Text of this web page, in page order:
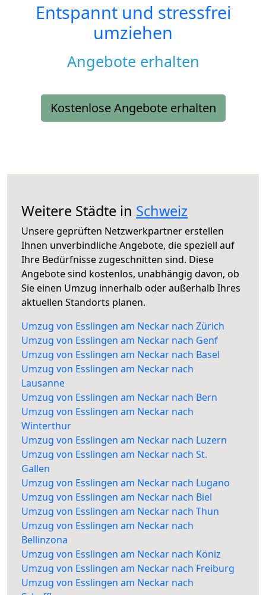
Entspannt und stressfrei
umziehen
Angebote erhalten
Kostenlose Angebote erhalten
Weitere Städte in Schweiz
Unsere geprüften Netzwerkpartner erstellen
Ihnen unverbindliche Angebote, die speziell auf
Ihre Bedürfnisse zugeschnitten sind. Diese
Angebote sind kostenlos, unabhängig davon, ob
Sie einen Umzug innerhalb oder außerhalb Ihres
aktuellen Standorts planen.
Umzug von Esslingen am Neckar nach Zürich
Umzug von Esslingen am Neckar nach Genf
Umzug von Esslingen am Neckar nach Basel
Umzug von Esslingen am Neckar nach
Lausanne
Umzug von Esslingen am Neckar nach Bern
Umzug von Esslingen am Neckar nach
Winterthur
Umzug von Esslingen am Neckar nach Luzern
Umzug von Esslingen am Neckar nach St.
Gallen
Umzug von Esslingen am Neckar nach Lugano
Umzug von Esslingen am Neckar nach Biel
Umzug von Esslingen am Neckar nach Thun
Umzug von Esslingen am Neckar nach
Bellinzona
Umzug von Esslingen am Neckar nach Köniz
Umzug von Esslingen am Neckar nach Freiburg
Umzug von Esslingen am Neckar nach